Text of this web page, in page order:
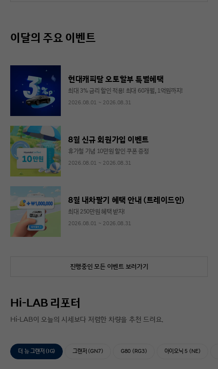
이달의 주요 이벤트
현대캐피탈 오토할부 특별혜택
최대 3% 금리 할인 적용! 최대 60개월, 1억원까지!
2026.08.01 ~ 2026.08.31
8월 신규 회원가입 이벤트
휴가철 기념 10만원 할인 쿠폰 증정
2026.08.01 ~ 2026.08.31
8월 내차팔기 혜택 안내 (트레이드인)
최대 250만원 혜택 받자!
2026.08.01 ~ 2026.08.31
진행중인 모든 이벤트 보러가기
Hi-LAB 리포터
Hi-LAB이 오늘의 시세보다 저렴한 차량을 추천 드려요.
더 뉴 그랜저 (IG) 그랜저 (GN7) G80 (RG3) 아이오닉 5 (NE)